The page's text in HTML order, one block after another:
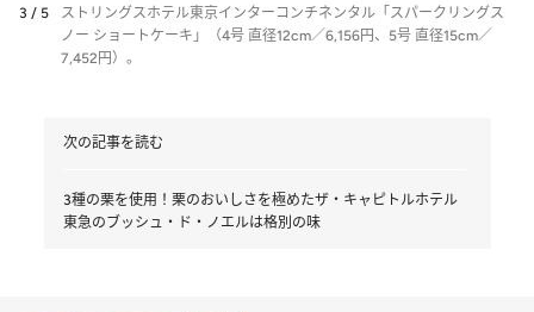
3 / 5
ストリングスホテル東京インターコンチネンタル「スパークリングス
ノー ショートケーキ」（4号 直径12cm／6,156円、5号 直径15cm／
7,452円）。
次の記事を読む
3種の栗を使用！栗のおいしさを極めたザ・キャピトルホテル
東急のブッシュ・ド・ノエルは格別の味